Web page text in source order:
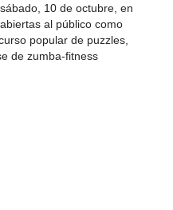
10 de octubre, en
al público como
popular de puzzles,
de zumba-fitness